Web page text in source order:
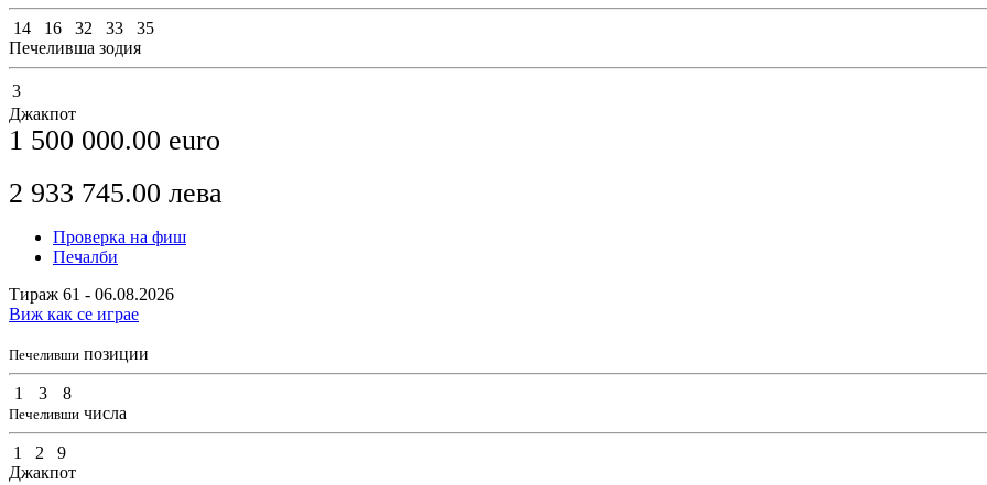
14 16 32 33
35
Печеливша зодия
3
Джакпот
1 500 000.00 euro
2 933 745.00 лева
Проверка на фиш
Печалби
Тираж 61 - 06.08.2026
Виж как се играе
Печеливши позиции
1 3 8
Печеливши числа
1 2
9
Джакпот